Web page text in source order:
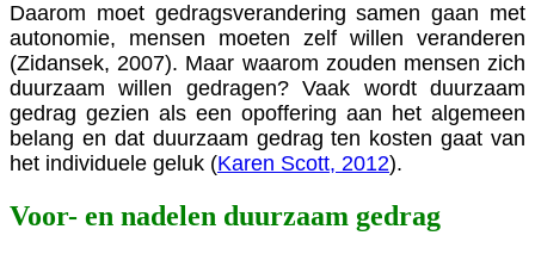
Daarom moet gedragsverandering samen gaan met
autonomie, mensen moeten zelf willen veranderen
(Zidansek, 2007). Maar waarom zouden mensen zich
duurzaam willen gedragen? Vaak wordt duurzaam
gedrag gezien als een opoffering aan het algemeen
belang en dat duurzaam gedrag ten kosten gaat van
het individuele geluk (Karen Scott, 2012).
Voor- en nadelen duurzaam gedrag